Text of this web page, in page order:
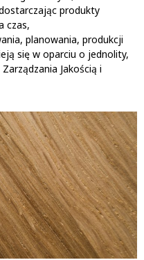
produkty
czas,
planowania, produkcji
się w oparciu o jednolity,
Jakością i